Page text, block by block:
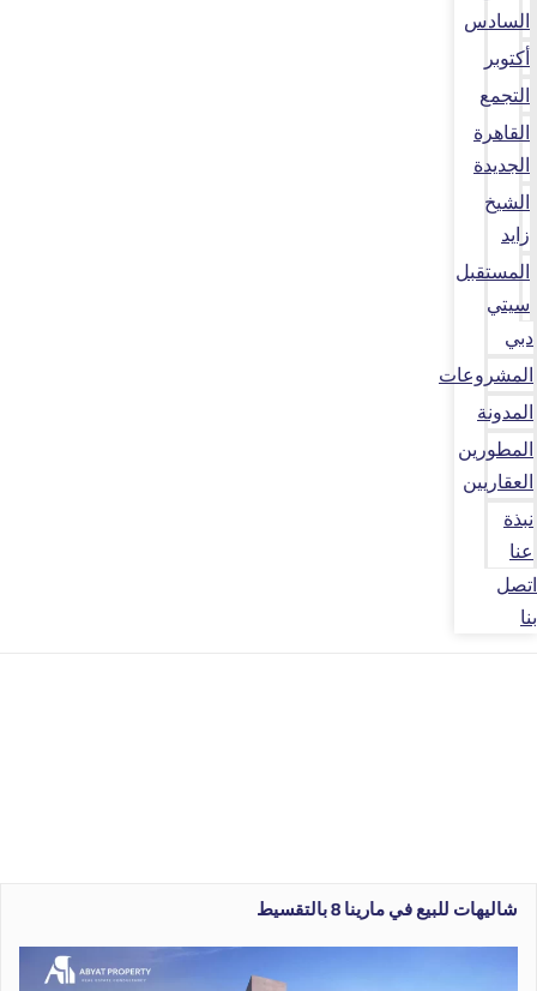
السادس
أكتوبر
التجمع
القاهرة
الجديدة
الشيخ
زايد
المستقبل
سيتي
دبي
المشروعات
المدونة
المطورين
العقاريين
نبذة
عنا
اتصل
بنا
شاليهات للبيع في مارينا 8 بالتقسيط